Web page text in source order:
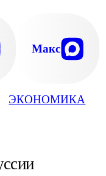
ЭКОНОМИКА
Макс